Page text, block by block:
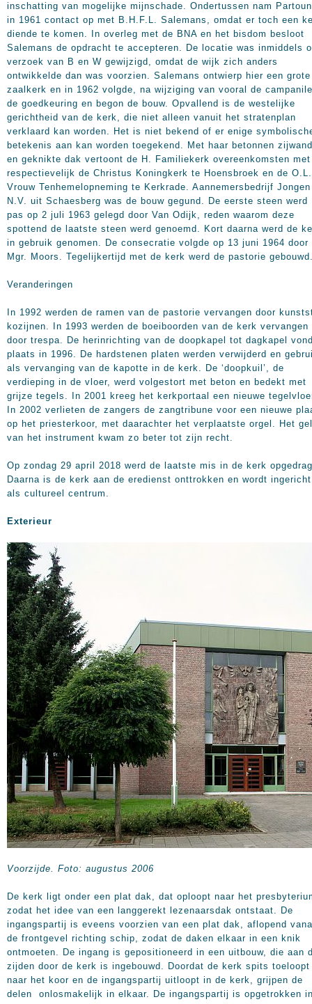
inschatting van mogelijke mijnschade. Ondertussen nam
in 1961 contact op met B.H.F.L. Salemans, omdat er toch een
diende te komen. In overleg met de BNA en het bisdom besloot
Salemans de opdracht te accepteren. De locatie was inmiddels
verzoek van B en W gewijzigd, omdat de wijk zich anders
ontwikkelde dan was voorzien. Salemans ontwierp hier een grote
zaalkerk en in 1962 volgde, na wijziging van vooral de
de goedkeuring en begon de bouw. Opvallend is de westelijke
gerichtheid van de kerk, die niet alleen vanuit het stratenplan
verklaard kan worden. Het is niet bekend of er enige
betekenis aan kan worden toegekend. Met haar betonnen
en geknikte dak vertoont de H. Familiekerk overeenkomsten met
respectievelijk de Christus Koningkerk te Hoensbroek en de O.L.
Vrouw Tenhemelopneming te Kerkrade. Aannemersbedrijf Jongen
N.V. uit Schaesberg was de bouw gegund. De eerste steen werd
pas op 2 juli 1963 gelegd door Van Odijk, reden waarom deze
spottend de laatste steen werd genoemd. Kort daarna werd de
in gebruik genomen. De consecratie volgde op 13 juni 1964 door
Mgr. Moors. Tegelijkertijd met de kerk werd de pastorie
Veranderingen
In 1992 werden de ramen van de pastorie vervangen door
kozijnen. In 1993 werden de boeiboorden van de kerk vervangen
door trespa. De herinrichting van de doopkapel tot dagkapel
plaats in 1996. De hardstenen platen werden verwijderd en
als vervanging van de kapotte in de kerk. De ‘doopkuil’, de
verdieping in de vloer, werd volgestort met beton en bedekt met
grijze tegels. In 2001 kreeg het kerkportaal een nieuwe
In 2002 verlieten de zangers de zangtribune voor een nieuwe
op het priesterkoor, met daarachter het verplaatste orgel. Het
van het instrument kwam zo beter tot zijn recht.
Op zondag 29 april 2018 werd de laatste mis in de kerk
Daarna is de kerk aan de eredienst onttrokken en wordt ingericht
als cultureel centrum.
Exterieur
Voorzijde. Foto: augustus 2006
De kerk ligt onder een plat dak, dat oploopt naar het
zodat het idee van een langgerekt lezenaarsdak ontstaat. De
ingangspartij is eveens voorzien van een plat dak, aflopend
de frontgevel richting schip, zodat de daken elkaar in een knik
ontmoeten. De ingang is gepositioneerd in een uitbouw, die aan
zijden door de kerk is ingebouwd. Doordat de kerk spits toeloopt
naar het koor en de ingangspartij uitloopt in de kerk, grijpen de
delen onlosmakelijk in elkaar. De ingangspartij is opgetrokken